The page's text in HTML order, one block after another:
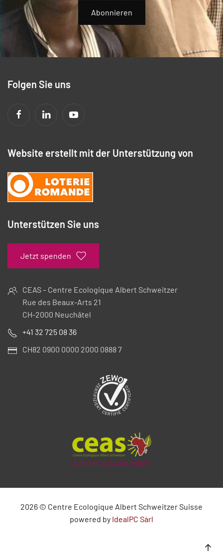
Abonnieren
Folgen Sie uns
Website erstellt mit der Unterstützung von
Unterstützen Sie uns
Jetzt spenden
CEAS – Centre Ecologique Albert Schweitzer
Rue des Beaux-Arts 21
CH-2000 Neuchâtel
+41 32 725 08 36
CH82 0900 0000 2000 0888 7
2026 © Centre Ecologique Albert Schweitzer Suisse
powered by IdealPC Sàrl